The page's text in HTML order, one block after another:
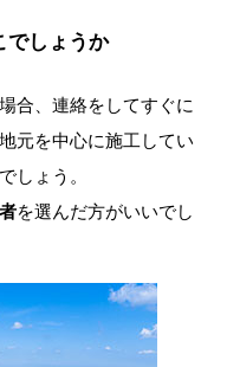
でしょうか
合、連絡をしてすぐに
元を中心に施工してい
しょう。
を選んだ方がいいでし